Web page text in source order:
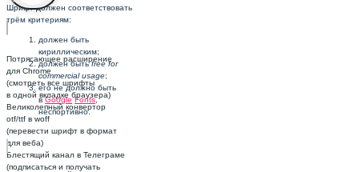
Шрифт должен соответствовать
трём критериям:
должен быть
кириллическим;
должен бытьfree for
commercial usage;
его не должно быть
вGoogle Fonts,
неспортивно.
Потрясающее расширение
для Chrome
(смотреть все шрифты
в одной вкладке браузера)
Великолепный конвертор
otf/ttf в woff
(перевести шрифт в формат
для веба)
Блестящий канал в Телеграме
(подписаться и получать